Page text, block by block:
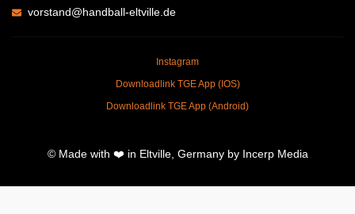
vorstand@handball-eltville.de
Instagram
Downloadlink TGE App (IOS)
Downloadlink TGE App (Android)
© Made with ❤️ in Eltville, Germany by Incerp Media